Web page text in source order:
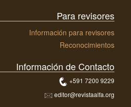
Para revisores
Información para revisores
Reconocimientos
Información de Contacto
+591 7200 9229
editor@revistaalfa.org